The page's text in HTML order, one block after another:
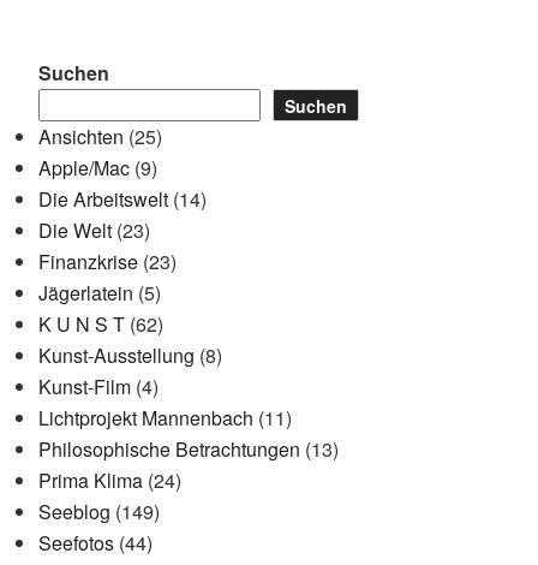
Suchen
Suchen
Ansichten (25)
Apple/Mac (9)
Die Arbeitswelt (14)
Die Welt (23)
Finanzkrise (23)
Jägerlatein (5)
K U N S T (62)
Kunst-Ausstellung (8)
Kunst-Film (4)
Lichtprojekt Mannenbach (11)
Philosophische Betrachtungen (13)
Prima Klima (24)
Seeblog (149)
Seefotos (44)